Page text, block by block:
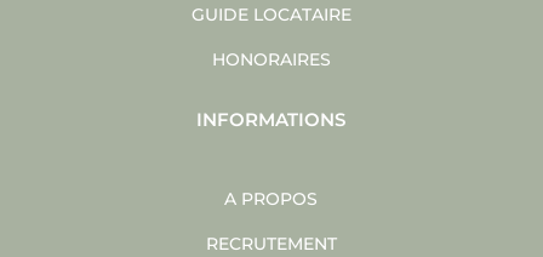
GUIDE LOCATAIRE
HONORAIRES
INFORMATIONS
A PROPOS
RECRUTEMENT